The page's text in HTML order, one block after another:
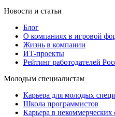
Новости и статьи
Блог
О компаниях в игровой
Жизнь в компании
ИТ-проекты
Рейтинг работодателей
Молодым специалистам
Карьера для молодых
Школа программистов
Карьера в некоммерческих